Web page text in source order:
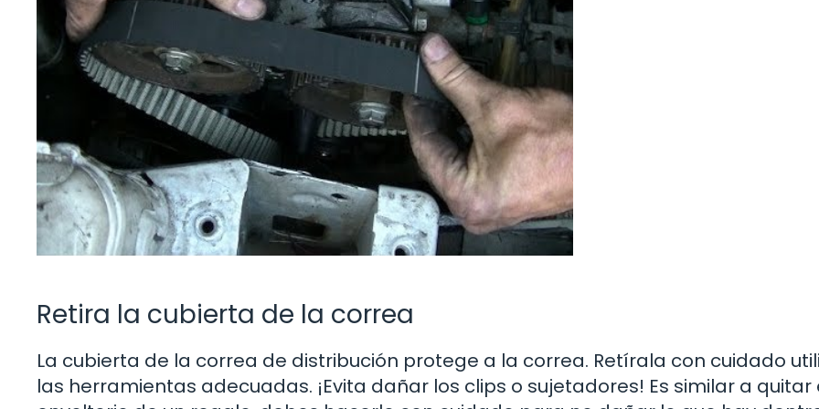
Retira la cubierta de la correa
La cubierta de la correa de distribución protege a la correa. Retírala con cuidado
las herramientas adecuadas. ¡Evita dañar los clips o sujetadores! Es similar a quitar